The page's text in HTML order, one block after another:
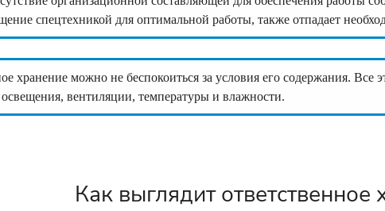
спецтехникой для оптимальной работы, также отпадает
хранение можно не беспокоиться за условия его содержания. Все
вентиляции, температуры и влажности.
Как выглядит ответственное